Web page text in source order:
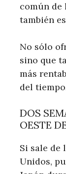
común de
también
No sólo
sino que
más
del
DOS
OESTE
Si sale de
Unidos,